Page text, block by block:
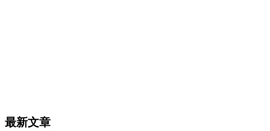
最新文章